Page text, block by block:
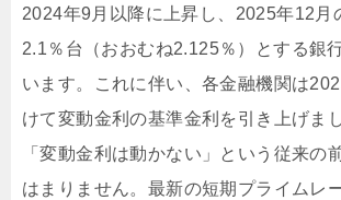
2024年9月以降に上昇し、2025年12月
2.1％台（おおむね2.125％）とする銀
います。これに伴い、各金融機関は
けて変動金利の基準金利を引き上げま
「変動金利は動かない」という従来の
はまりません。最新の短期プライムレ